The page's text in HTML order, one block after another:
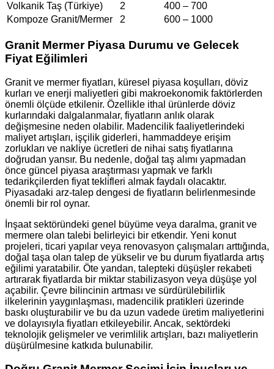
Volkanik Taş (Türkiye)
2
400 – 700
Kompoze Granit/Mermer
2 600 – 1000
Granit Mermer Piyasa Durumu ve Gelecek
Fiyat Eğilimleri
Granit ve mermer fiyatları, küresel piyasa koşulları, döviz
kurları ve enerji maliyetleri gibi makroekonomik faktörlerden
önemli ölçüde etkilenir. Özellikle ithal ürünlerde döviz
kurlarındaki dalgalanmalar, fiyatların anlık olarak
değişmesine neden olabilir. Madencilik faaliyetlerindeki
maliyet artışları, işçilik giderleri, hammaddeye erişim
zorlukları ve nakliye ücretleri de nihai satış fiyatlarına
doğrudan yansır. Bu nedenle, doğal taş alımı yapmadan
önce güncel piyasa araştırması yapmak ve farklı
tedarikçilerden fiyat teklifleri almak faydalı olacaktır.
Piyasadaki arz-talep dengesi de fiyatların belirlenmesinde
önemli bir rol oynar.
İnşaat sektöründeki genel büyüme veya daralma, granit ve
mermere olan talebi belirleyici bir etkendir. Yeni konut
projeleri, ticari yapılar veya renovasyon çalışmaları arttığında,
doğal taşa olan talep de yükselir ve bu durum fiyatlarda artış
eğilimi yaratabilir. Öte yandan, talepteki düşüşler rekabeti
artırarak fiyatlarda bir miktar stabilizasyon veya düşüşe yol
açabilir. Çevre bilincinin artması ve sürdürülebilirlik
ilkelerinin yaygınlaşması, madencilik pratikleri üzerinde
baskı oluşturabilir ve bu da uzun vadede üretim maliyetlerini
ve dolayısıyla fiyatları etkileyebilir. Ancak, sektördeki
teknolojik gelişmeler ve verimlilik artışları, bazı maliyetlerin
düşürülmesine katkıda bulunabilir.